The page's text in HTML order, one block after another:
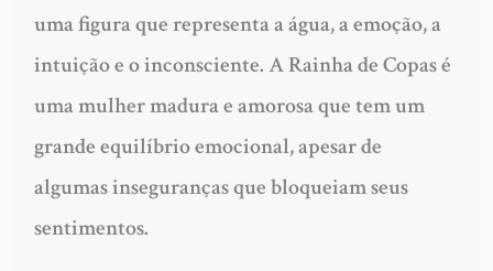
uma figura que representa a água, a emoção, a
intuição e o inconsciente. A Rainha de Copas é
uma mulher madura e amorosa que tem um
grande equilíbrio emocional, apesar de
algumas inseguranças que bloqueiam seus
sentimentos.